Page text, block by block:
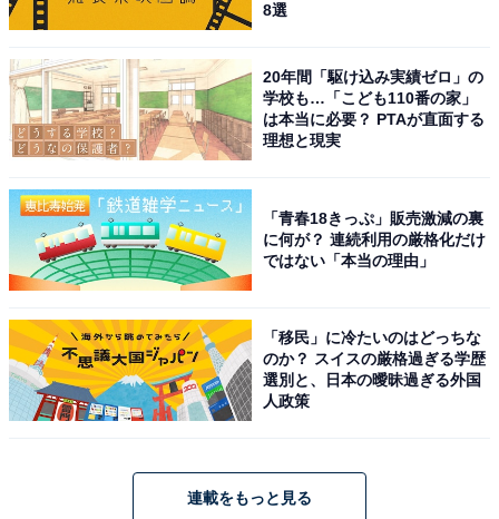
8選
20年間「駆け込み実績ゼロ」の
学校も…「こども110番の家」
は本当に必要？ PTAが直面する
理想と現実
「青春18きっぷ」販売激減の裏
に何が？ 連続利用の厳格化だけ
ではない「本当の理由」
「移民」に冷たいのはどっちな
のか？ スイスの厳格過ぎる学歴
選別と、日本の曖昧過ぎる外国
人政策
連載をもっと見る